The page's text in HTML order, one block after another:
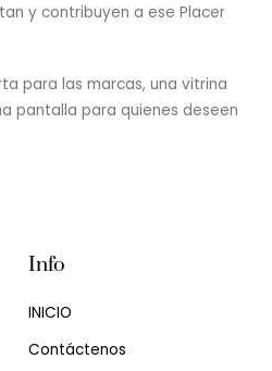
y contribuyen a ese Placer
para las marcas, una vitrina
pantalla para quienes deseen
Info
INICIO
Contáctenos